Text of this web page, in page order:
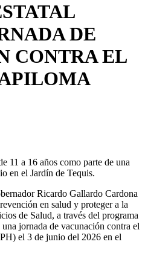
DE
CONTRA EL
11 a 16 años como parte de una
en el Jardín de Tequis.
Ricardo Gallardo Cardona
en salud y proteger a la
de Salud, a través del programa
jornada de vacunación contra el
el 3 de junio del 2026 en el